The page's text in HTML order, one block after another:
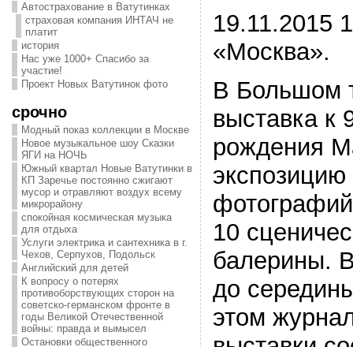
Автострахование в Ватутинках
страховая компания ИНТАЧ не
платит
история
Нас уже 1000+ Спасибо за
участие!
Проект Новых Ватутинок фото
срочно
Модный показ коллекции в Москве
Новое музыкальное шоу Сказки
ЯГИ на НОЧЬ
Южный квартал Новые Ватутинки в
КП Заречье постоянно сжигают
мусор и отравляют воздух всему
микрорайону
спокойная космическая музыка
для отдыха
Услуги электрика и сантехника в г.
Чехов, Серпухов, Подольск
Английский для детей
К вопросу о потерях
противоборствующих сторон на
советско-германском фронте в
годы Великой Отечественной
войны: правда и вымысел
Остановки общественного
19.11.2015
«Москва».
В Большом
выставка к
рождения
10
балерины.
до
этом